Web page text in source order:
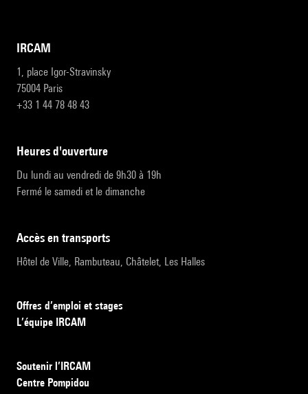
IRCAM
1, place Igor-Stravinsky
75004 Paris
+33 1 44 78 48 43
heures d'ouverture
Du lundi au vendredi de 9h30 à 19h
Fermé le samedi et le dimanche
accès en transports
Hôtel de Ville, Rambuteau, Châtelet, Les Halles
Offres d’emploi et stages
L’équipe IRCAM
Soutenir l’IRCAM
Centre Pompidou